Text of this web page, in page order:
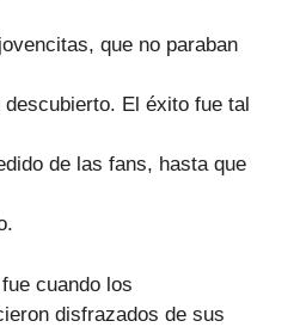
que no paraban
El éxito fue tal
de las fans, hasta que
cuando los
disfrazados de sus